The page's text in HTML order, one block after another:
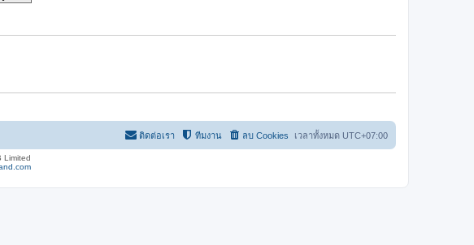
เวลาทั้งหมด UTC+07:00
ลบ Cookies
ทีมงาน
ติดต่อเรา
Limited